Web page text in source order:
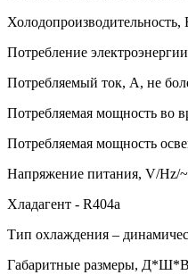
Холодопроизводительность,
Потребление
Потребляемый ток, А, не
Потребляемая мощность во
Потребляемая мощность
Напряжение питания, V/Hz/~
Хладагент - R404а
Тип охлаждения –
Габаритные размеры,